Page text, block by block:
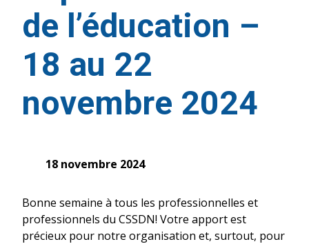
de l’éducation –
18 au 22
novembre 2024
18 novembre 2024
Bonne semaine à tous les professionnelles et
professionnels du CSSDN! Votre apport est
précieux pour notre organisation et, surtout, pour